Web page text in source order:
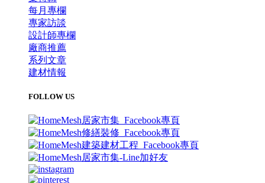
每月專欄
專家訪談
設計師專欄
廠商推薦
系列文章
建材情報
FOLLOW US